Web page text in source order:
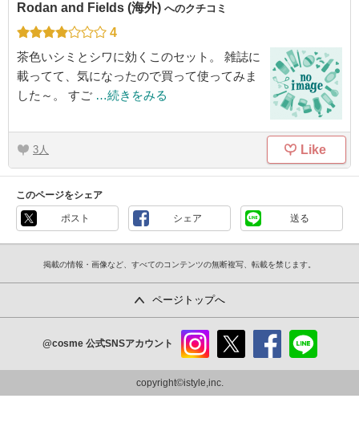
Rodan and Fields (海外) へのクチコミ
4
茶色いシミとシワに効くこのセット。 雑誌に
載ってて、気になったので買って使ってみま
した～。 すご …続きをみる
3 Like
このページをシェア
ポスト シェア 送る
掲載の情報・画像など、すべてのコンテンツの無断複写、転載を禁じます。
ページトップへ
@cosme 公式SNSアカウント
ram
copyright©istyle,inc.